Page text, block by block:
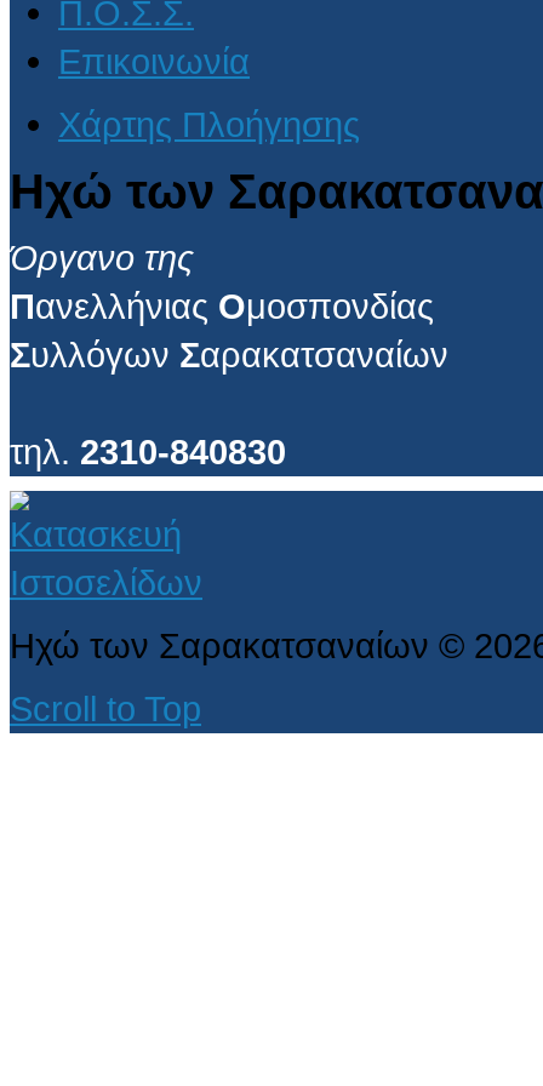
Π.Ο.Σ.Σ.
Επικοινωνία
Χάρτης Πλοήγησης
Ηχώ των
Όργανο της
Πανελλήνιας Ομοσπονδίας
Συλλόγων Σαρακατσαναίων
τηλ. 2310-840830
Ηχώ των Σαρακατσαναίων ©
Scroll to Top